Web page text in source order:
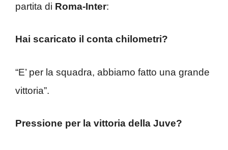
partita di Roma-Inter:
Hai scaricato il conta chilometri?
“E’ per la squadra, abbiamo fatto una grande
vittoria”.
Pressione per la vittoria della Juve?